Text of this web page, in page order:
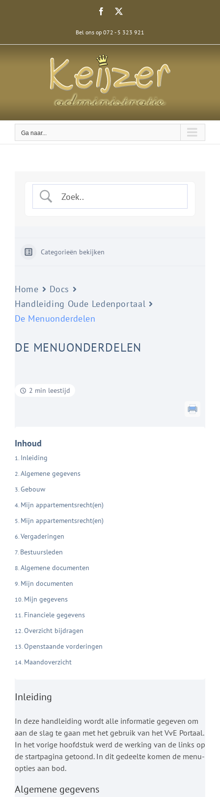
Facebook
Bel ons op 072 - 5 323 921
Ga naar...
Categorieën bekijken
Home
Docs
Handleiding Oude Ledenportaal
De Menuonderdelen
DE MENUONDERDELEN
2 min leestijd
Inhoud
Inleiding
Algemene gegevens
Gebouw
Mijn appartementsrecht(en)
Mijn appartementsrecht(en)
Vergaderingen
Bestuursleden
Algemene documenten
Mijn documenten
Mijn gegevens
Financiele gegevens
Overzicht bijdragen
Openstaande vorderingen
Maandoverzicht
Inleiding
In deze handleiding wordt alle informatie gegeven om
aan de slag te gaan met het gebruik van het VvE Portaal.
In het vorige hoofdstuk werd de werking van de links op
de startpagina getoond. In dit gedeelte komen de menu-
opties aan bod.
Algemene gegevens